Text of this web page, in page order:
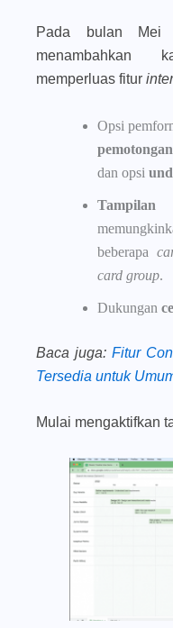
Pada bulan Mei
menambahkan
memperluas fitur
Opsi
pemotongan
dan opsi
beberapa
card group.
Dukungan
Baca juga: Fitur
Tersedia untuk
Mulai mengaktifkan